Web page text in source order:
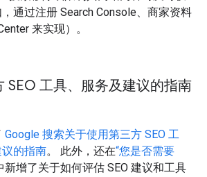
通过注册 Search Console、商家资料
来实现）。
SEO 工具、服务及建议的指南
Google 搜索关于使用第三方 SEO 工
的指南。 此外，还在“您是否需要
新增了关于如何评估 SEO 建议和工具